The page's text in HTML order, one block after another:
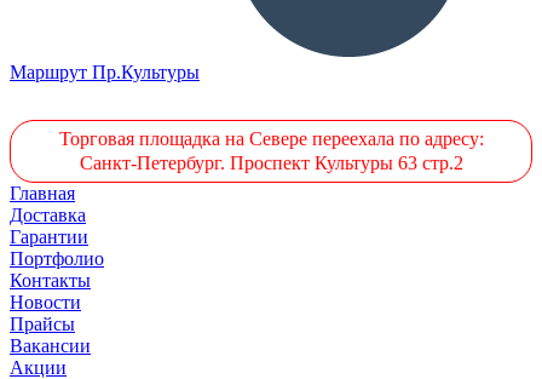
Маршрут Пр.Культуры
Торговая площадка на Севере переехала по адресу:
Санкт-Петербург. Проспект Культуры 63 стр.2
Главная
Доставка
Гарантии
Портфолио
Контакты
Новости
Прайсы
Вакансии
Акции